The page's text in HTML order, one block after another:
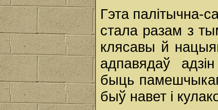
Гэта палітычна-
стала разам з
клясавы й
адпавядаў
быць
быў навет i